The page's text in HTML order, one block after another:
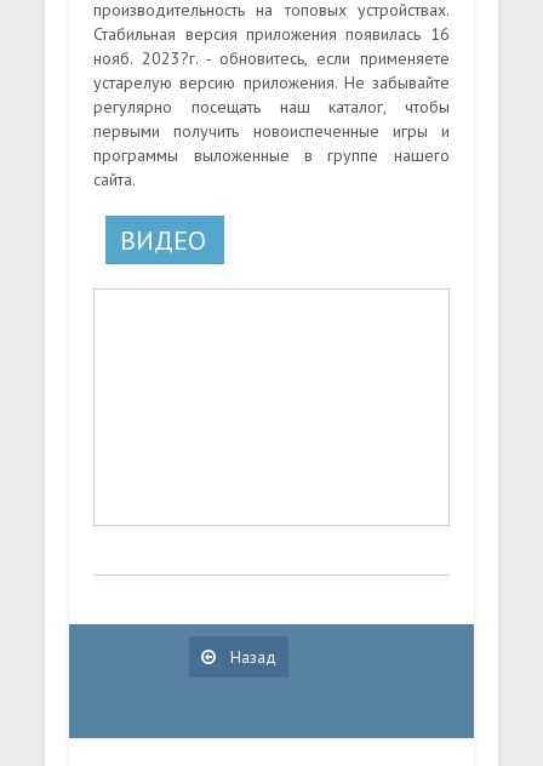
производительность на топовых устройствах.
Стабильная версия приложения появилась 16
нояб. 2023?г. - обновитесь, если применяете
устарелую версию приложения. Не забывайте
регулярно посещать наш каталог, чтобы
первыми получить новоиспеченные игры и
программы выложенные в группе нашего
сайта.
ВИДЕО
Назад